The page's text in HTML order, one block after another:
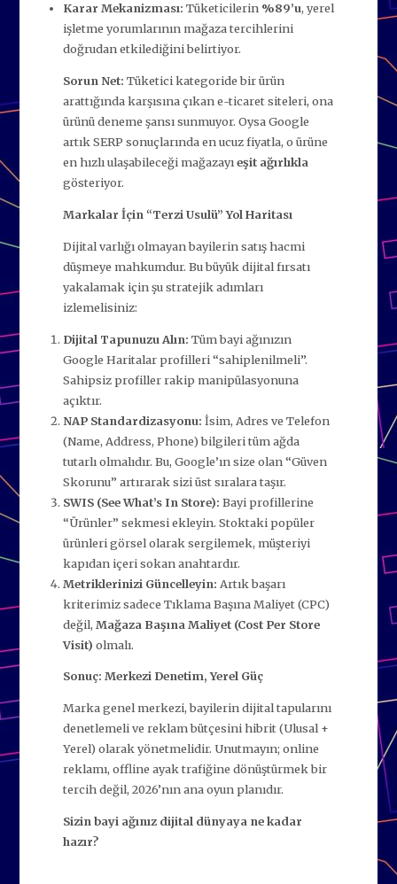
Karar Mekanizması: Tüketicilerin %89’u, yerel
işletme yorumlarının mağaza tercihlerini
doğrudan etkilediğini belirtiyor.
Sorun Net: Tüketici kategoride bir ürün
arattığında karşısına çıkan e-ticaret siteleri, ona
ürünü deneme şansı sunmuyor. Oysa Google
artık SERP sonuçlarında en ucuz fiyatla, o ürüne
en hızlı ulaşabileceği mağazayıeşit ağırlıkla
gösteriyor.
Markalar İçin “Terzi Usulü” Yol Haritası
Dijital varlığı olmayan bayilerin satış hacmi
düşmeye mahkumdur. Bu büyük dijital fırsatı
yakalamak için şu stratejik adımları
izlemelisiniz:
Dijital Tapunuzu Alın: Tüm bayi ağınızın
Google Haritalar profilleri “sahiplenilmeli”.
Sahipsiz profiller rakip manipülasyonuna
açıktır.
NAP Standardizasyonu: İsim, Adres ve Telefon
(Name, Address, Phone) bilgileri tüm ağda
tutarlı olmalıdır. Bu, Google’ın size olan “Güven
Skorunu” artırarak sizi üst sıralara taşır.
SWIS (See What’s In Store): Bayi profillerine
“Ürünler” sekmesi ekleyin. Stoktaki popüler
ürünleri görsel olarak sergilemek, müşteriyi
kapıdan içeri sokan anahtardır.
Metriklerinizi Güncelleyin: Artık başarı
kriterimiz sadece Tıklama Başına Maliyet (CPC)
değil, Mağaza Başına Maliyet (Cost Per Store
Visit) olmalı.
Sonuç: Merkezi Denetim, Yerel Güç
Marka genel merkezi, bayilerin dijital tapularını
denetlemeli ve reklam bütçesini hibrit (Ulusal +
Yerel) olarak yönetmelidir. Unutmayın; online
reklamı, offline ayak trafiğine dönüştürmek bir
tercih değil, 2026’nın ana oyun planıdır.
Sizin bayi ağınız dijital dünyaya ne kadar
hazır?